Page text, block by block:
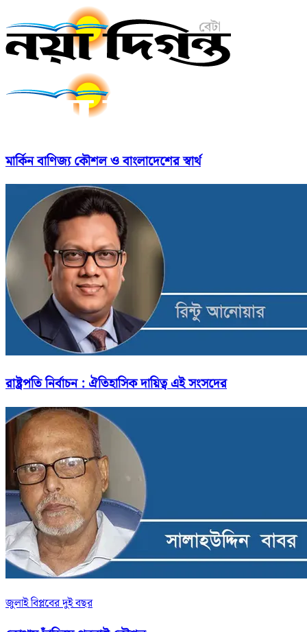
মার্কিন বাণিজ্য কৌশল ও বাংলাদেশের স্বার্থ
রাষ্ট্রপতি নির্বাচন : ঐতিহাসিক দায়িত্ব এই সংসদের
জুলাই বিপ্লবের দুই বছর